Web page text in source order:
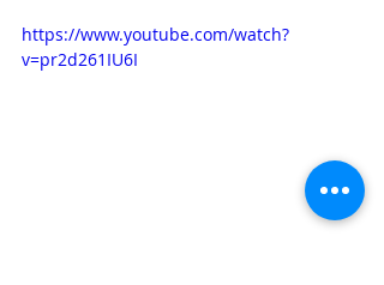
https://www.youtube.com/watch?
v=pr2d261IU6I